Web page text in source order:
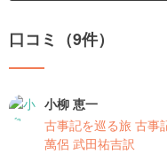
口コミ（9件）
小柳 恵一
古事記を巡る旅 古事
萬侶 武田祐吉訳